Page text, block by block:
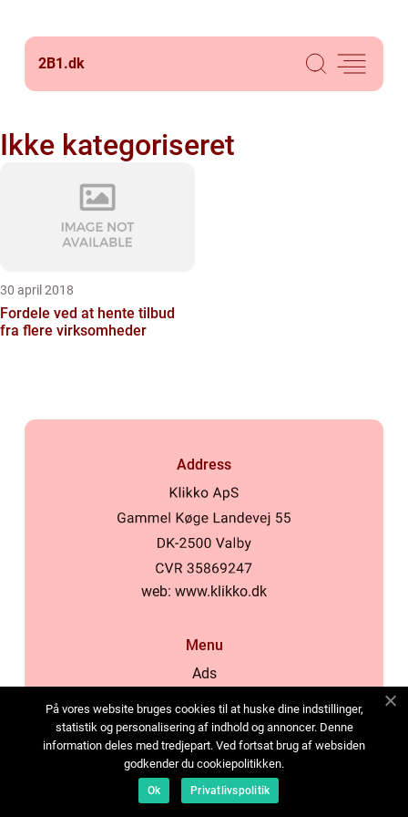
2B1.dk
Ikke kategoriseret
30 april 2018
Fordele ved at hente tilbud
fra flere virksomheder
Address
web: www.klikko.dk
Menu
Ads
Cookies
Contact
Sitemap
På vores website bruges cookies til at huske dine indstillinger,
statistik og personalisering af indhold og annoncer. Denne
information deles med tredjepart. Ved fortsat brug af websiden
godkender du cookiepolitikken.
Ok Privatlivspolitik